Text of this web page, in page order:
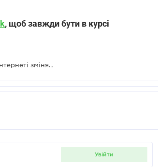
, щоб завжди бути в курсі
Правила захисту прав споживачів у разі купівлі в Інтернеті зміняться
увійти